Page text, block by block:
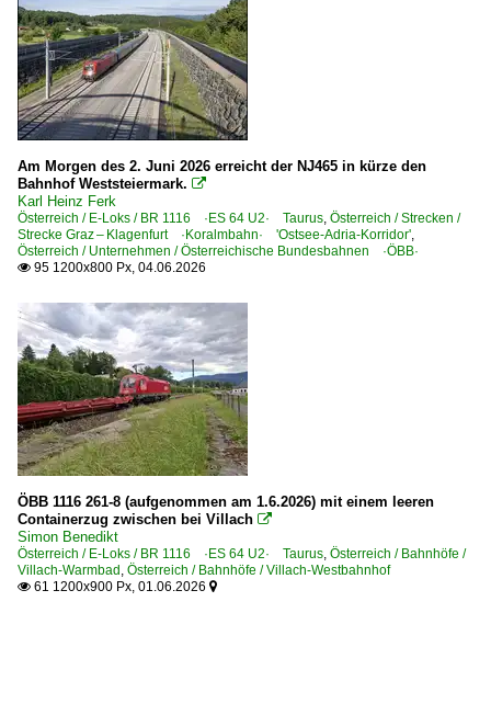
Am Morgen des 2. Juni 2026 erreicht der NJ465 in kürze den
Bahnhof Weststeiermark. 
Karl Heinz Ferk
Österreich / E-Loks / BR 1116 ·ES 64 U2· Taurus, Österreich / Strecken /
Strecke Graz – Klagenfurt ·Koralmbahn· 'Ostsee-Adria-Korridor',
Österreich / Unternehmen / Österreichische Bundesbahnen ·ÖBB·
 95 1200x800 Px, 04.06.2026
ÖBB 1116 261-8 (aufgenommen am 1.6.2026) mit einem leeren
Containerzug zwischen bei Villach 
Simon Benedikt
Österreich / E-Loks / BR 1116 ·ES 64 U2· Taurus, Österreich / Bahnhöfe /
Villach-Warmbad, Österreich / Bahnhöfe / Villach-Westbahnhof
 61 1200x900 Px, 01.06.2026 